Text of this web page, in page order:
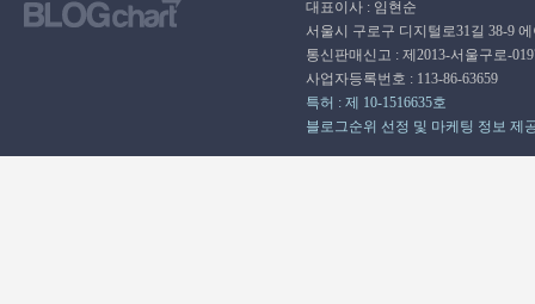
대표이사 : 임현순
서울시 구로구 디지털로31길 38-9
통신판매신고 : 제2013-서울구로-
사업자등록번호 : 113-86-63659
특허 : 제 10-1516635호
블로그순위 선정 및 마케팅 정보 제